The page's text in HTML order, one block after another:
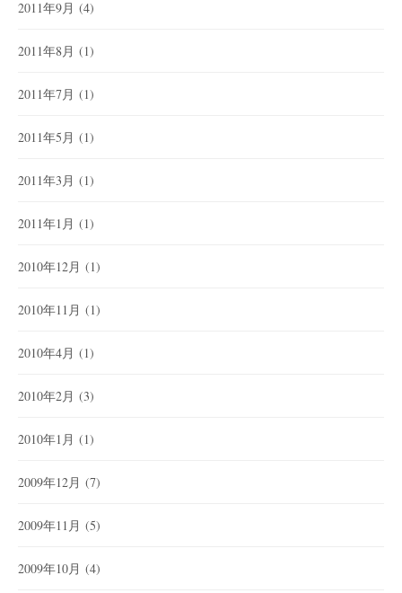
2011年9月 (4)
2011年8月 (1)
2011年7月 (1)
2011年5月 (1)
2011年3月 (1)
2011年1月 (1)
2010年12月 (1)
2010年11月 (1)
2010年4月 (1)
2010年2月 (3)
2010年1月 (1)
2009年12月 (7)
2009年11月 (5)
2009年10月 (4)